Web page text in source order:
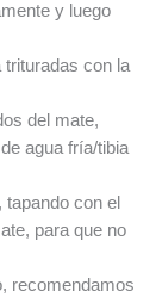
y luego
con la
del mate,
agua fría/tibia
tapando con el
para que no
recomendamos